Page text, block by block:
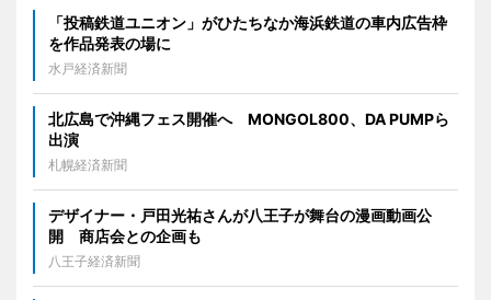
「投稿鉄道ユニオン」がひたちなか海浜鉄道の車内広告枠
を作品発表の場に
水戸経済新聞
北広島で沖縄フェス開催へ MONGOL800、DA PUMPら
出演
札幌経済新聞
デザイナー・戸田光祐さんが八王子が舞台の漫画動画公
開 商店会との企画も
八王子経済新聞